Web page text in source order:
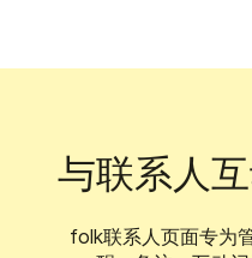
与联系人
folk联系人页面专为